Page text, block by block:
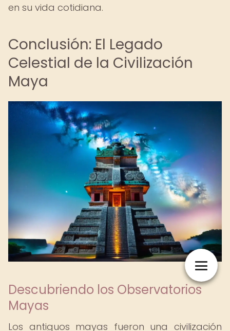
en su vida cotidiana.
Conclusión: El Legado
Celestial de la Civilización
Maya
Descubriendo los Observatorios
Mayas
Los antiguos mayas fueron una civilización